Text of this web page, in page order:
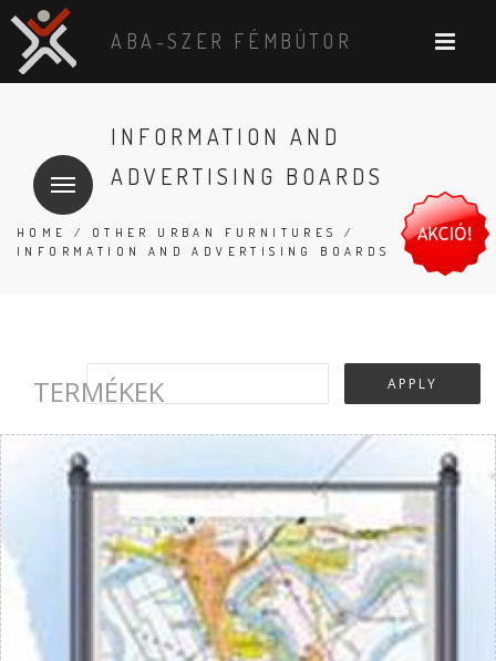
ABA-SZER FÉMBÚTOR
INFORMATION AND
ADVERTISING BOARDS
HOME / OTHER URBAN FURNITURES
/
INFORMATION AND ADVERTISING BOARDS
TERMÉKEK